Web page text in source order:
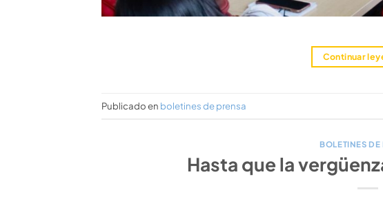
Continuar
Publicado en boletines de prensa
BOLETINES DE
Hasta que la